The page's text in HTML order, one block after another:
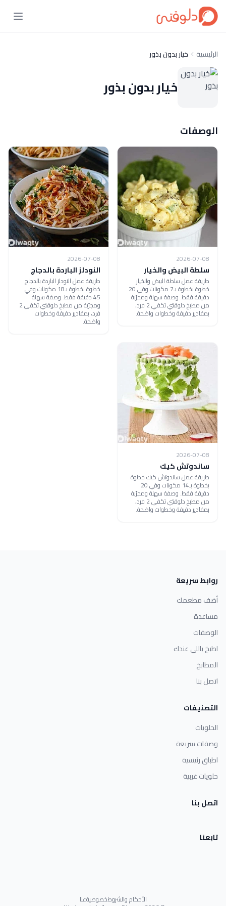
الرئيسية خيار بدون بذور
خيار بدون بذور
الوصفات
2026-07-08
سلطة البيض والخيار
طريقة عمل سلطة البيض والخيار
خطوة بخطوة بـ7 مكونات وفي 20
دقيقة فقط. وصفة سهلة ومجرّبة
من مطبخ دلوقتي تكفي 2 فرد،
بمقادير دقيقة وخطوات واضحة.
2026-07-08
النودلز الباردة بالدجاج
طريقة عمل النودلز الباردة بالدجاج
خطوة بخطوة بـ18 مكونات وفي
45 دقيقة فقط. وصفة سهلة
ومجرّبة من مطبخ دلوقتي تكفي 2
فرد، بمقادير دقيقة وخطوات
واضحة.
2026-07-08
ساندوتش كيك
طريقة عمل ساندوتش كيك خطوة
بخطوة بـ14 مكونات وفي 20
دقيقة فقط. وصفة سهلة ومجرّبة
من مطبخ دلوقتي تكفي 2 فرد،
بمقادير دقيقة وخطوات واضحة.
روابط سريعة
أضف مطعمك
مساعدة
الوصفات
اطبخ باللي عندك
المطابخ
اتصل بنا
التصنيفات
الحلويات
وصفات سريعة
اطباق رئيسية
حلويات غربية
اتصل بنا
تابعنا
الأحكام والشروطخصوصيةعنا